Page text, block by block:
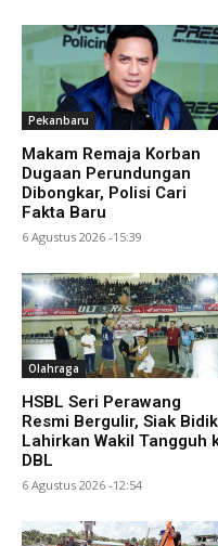
Pekanbaru
Makam Remaja Korban
Dugaan Perundungan
Dibongkar, Polisi Cari
Fakta Baru
6 Agustus 2026 -15:39
Olahraga
HSBL Seri Perawang
Resmi Bergulir, Siak Bidik
Lahirkan Wakil Tangguh
DBL
6 Agustus 2026 -12:54